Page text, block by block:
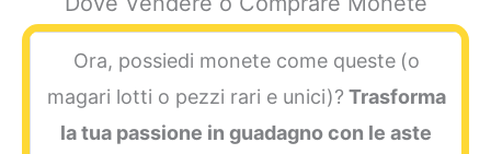
Ora, possiedi monete come queste (o
magari lotti o pezzi rari e unici)? Trasforma
la tua passione in guadagno con le aste